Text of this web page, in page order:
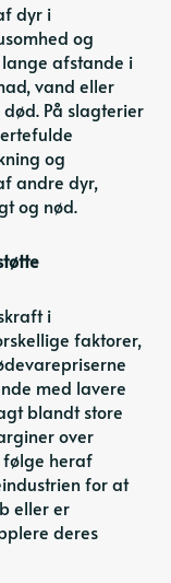
dyr i
og
afstande i
vand eller
På slagterier
og
andre dyr,
og nød.
i
faktorer,
med lavere
blandt store
over
følge heraf
for at
eller er
deres